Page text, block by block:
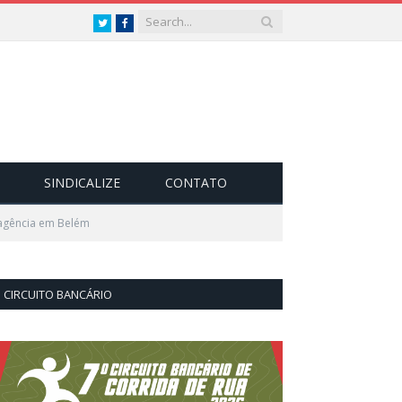
TwitterFacebook
SINDICALIZE CONTATO
em Belém
CIRCUITO BANCÁRIO